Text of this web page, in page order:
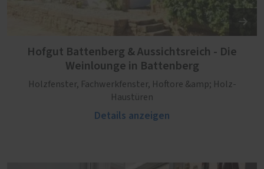
Hofgut Battenberg & Aussichtsreich - Die
Weinlounge in Battenberg
Holzfenster, Fachwerkfenster, Hoftore &amp; Holz-
Haustüren
Details anzeigen